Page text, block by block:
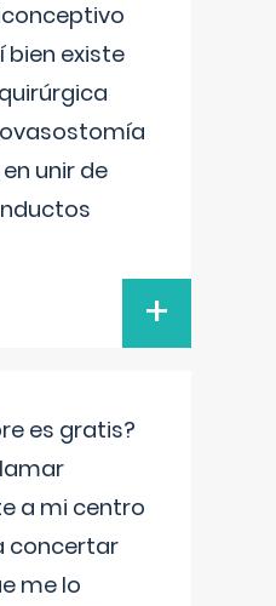
bien existe
unir de
+
es gratis?
a mi centro
concertar
me lo